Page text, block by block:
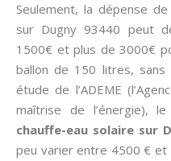
Seulement, la dépense
sur Dugny 93440 peut
1500€ et plus de 3000€
ballon de 150 litres, sans
étude de l’ADEME
maîtrise de l’énergie),
chauffe-eau solaire sur
peu varier entre 4500 € et